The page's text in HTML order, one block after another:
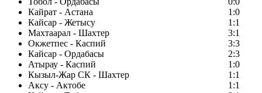
Кайрат - Астана
1:0
Кайсар - Жетысу
1:1
Махтаарал - Шахтер
3:1
Окжетпес - Каспий
3:3
Кайсар - Ордабасы
2:3
Атырау - Каспий
1:0
Кызыл-Жар СК - Шахтер
1:1
Аксу - Актобе
1:1